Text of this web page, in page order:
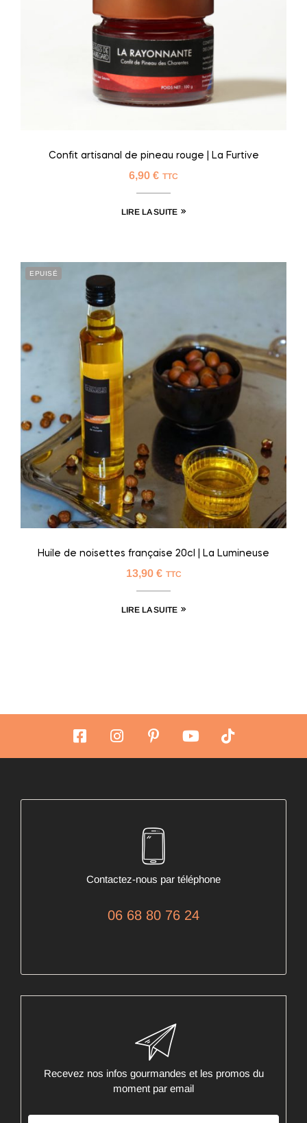
Confit artisanal de pineau rouge | La Furtive
6,90 € TTC
LIRE LA SUITE
EPUISÉ
Huile de noisettes française 20cl | La Lumineuse
13,90 € TTC
LIRE LA SUITE
Contactez-nous par téléphone
06 68 80 76 24
Recevez nos infos gourmandes et les promos du
moment par email